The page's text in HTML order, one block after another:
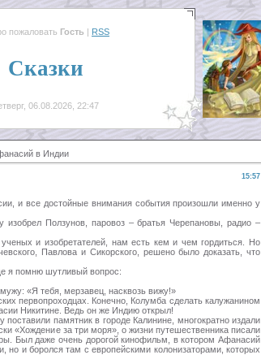
пожаловать Гость | RSS
Сказки
06.08.2026, 22:47
в Индии
15:57
и все достойные внимания события произошли именно у
Ползунов, паровоз – братья Черепановы, радио –
и изобретателей, нам есть кем и чем гордиться. Но
Павлова и Сикорского, решено было доказать, что
я помню шутливый вопрос:
«Я тебя, мерзавец, насквозь вижу!»
первопроходцах. Конечно, Колумба сделать калужанином
Никитине. Ведь он же Индию открыл!
памятник в городе Калинине, многократно издали
«Хождение за три моря», о жизни путешественника писали
Был даже очень дорогой кинофильм, в котором Афанасий
но и боролся там с европейскими колонизаторами, которых